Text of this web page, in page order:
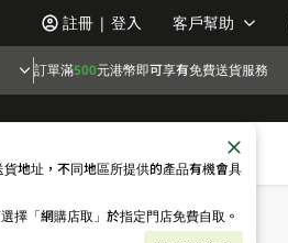
註冊 | 登入 客戶幫助
訂單滿500元港幣即可享有免費送貨服務
地址，不同地區所提供的產品有機會具
擇「網購店取」於指定門店免費自取。